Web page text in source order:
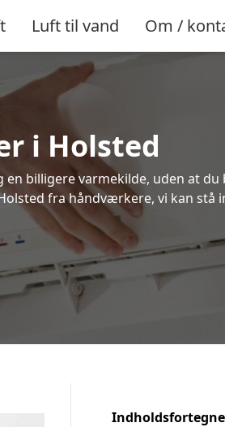
Luft til vand Om /
i Holsted
billigere varmekilde, uden at
fra håndværkere, vi kan stå